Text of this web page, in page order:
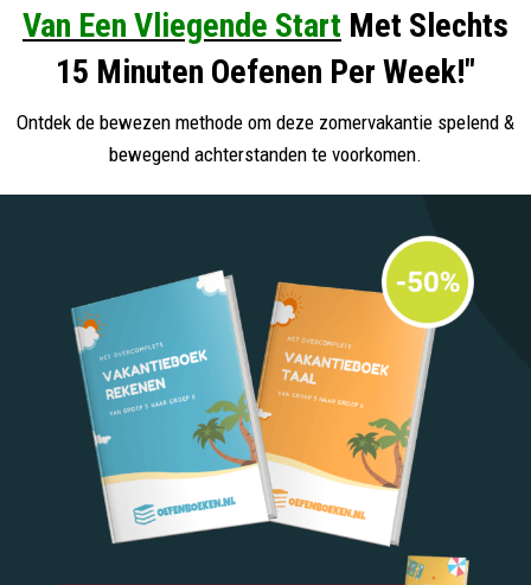
Van Een Vliegende Start Met Slechts
15 Minuten Oefenen Per Week!"
Ontdek de bewezen methode om deze zomervakantie spelend &
bewegend achterstanden te voorkomen.